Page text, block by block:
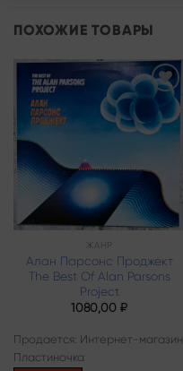
ПОХОЖИЕ ТОВАРЫ
Add to
wishlist
ЖАНР
Алан Парсонс Проджект
The Best Of Alan Parsons
Project
1080,00₽
Продается: Интернет-магазин
Пластиночка